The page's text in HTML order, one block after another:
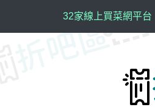
32家線上買菜網平台